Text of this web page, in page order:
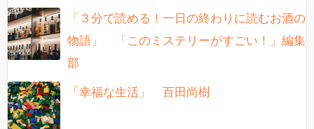
「３分で読める！一日の終わりに読むお酒の
物語」 「このミステリーがすごい！」編集
部
「幸福な生活」 百田尚樹